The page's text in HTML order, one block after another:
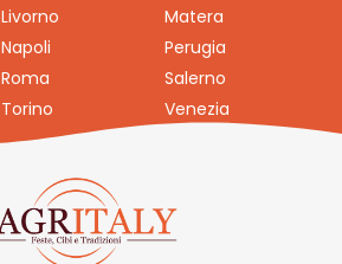
Livorno
Matera
Napoli
Perugia
Roma
Salerno
Torino Venezia